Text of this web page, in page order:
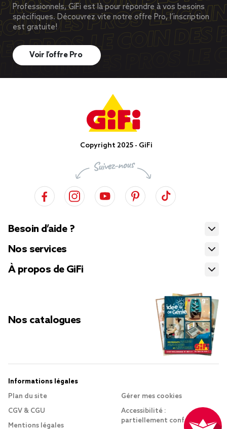
Professionnels, GiFi est là pour répondre à vos besoins
spécifiques. Découvrez vite notre offre Pro, l’inscription
est gratuite!
Voir l’offre Pro
Copyright 2025 - GiFi
Besoin d’aide ?
Nos services
À propos de GiFi
Nos catalogues
Informations légales
Plan du site
CGV & CGU
Mentions légales
Gérer mes cookies
Accessibilité :
partiellement conforme